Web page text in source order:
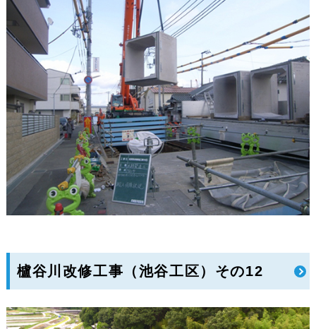
櫨谷川改修工事（池谷工区）その12